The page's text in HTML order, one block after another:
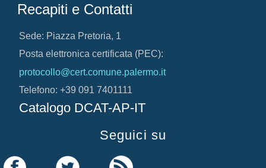
Recapiti e Contatti
Sede: Piazza Pretoria, 1
Posta elettronica certificata (PEC):
protocollo@cert.comune.palermo.it
Telefono: +39 091 7401111
Catalogo DCAT-AP-IT
Seguici su